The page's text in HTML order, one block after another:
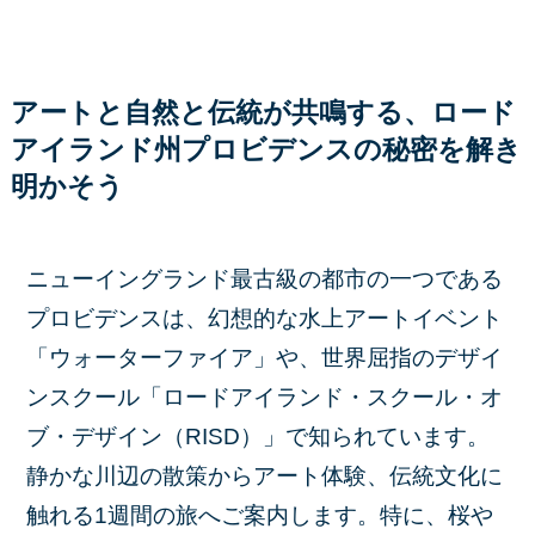
アートと自然と伝統が共鳴する、ロード
アイランド州プロビデンスの秘密を解き
明かそう
ニューイングランド最古級の都市の一つである
プロビデンスは、幻想的な水上アートイベント
「ウォーターファイア」や、世界屈指のデザイ
ンスクール「ロードアイランド・スクール・オ
ブ・デザイン（RISD）」で知られています。
静かな川辺の散策からアート体験、伝統文化に
触れる1週間の旅へご案内します。特に、桜や